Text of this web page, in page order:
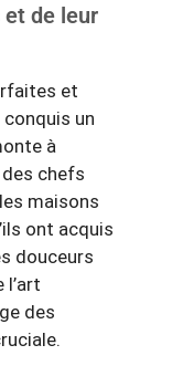
de leur
et
un
à
chefs
maisons
ont acquis
douceurs
l’art
des